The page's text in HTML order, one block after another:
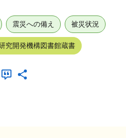
震災への備え 被災状況
究開発機構図書館蔵書